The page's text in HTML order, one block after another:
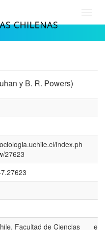
y B. R. Powers)
index.ph
27623
Facultad de Ciencias
es-